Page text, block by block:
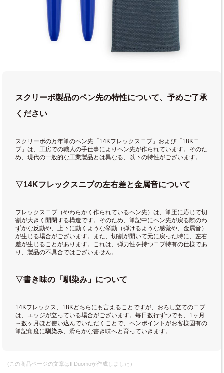
スクリーボ製品のペン先の特性について、予めご了承
ください
スクリーボの万年筆のペン先「14Kフレックスニブ」および「18Kニ
ブ」は、工房での職人の手仕事によりペン先が作られています。そのた
め、現代の一般的な工業製品とは異なる、以下の特性がございます。
▽14Kフレックスニブの左右差と金属音について
フレックスニブ（やわらかく作られているペン先）は、筆圧に応じて切
割が大きく開閉する構造です。そのため、筆記中にペン先が戻る際のわ
ずかな反動や、上下に動くような挙動（弾けるような感覚や、金属音）
が生じる場合がございます。また、切割が開いて元に戻った時に、左右
差が生じることがあります。これは、弾力性を持つニブ特有の仕様であ
り、製品の不具合ではございません。
▽書き味の「馴染み」について
14Kフレックス、18Kどちらにも言えることですが、おろし立てのニブ
は、エッジが立っている場合がございます。毎日数行ずつでも、1ヶ月
～数ヶ月ほど使い込んでいただくことで、ペンポイントがお客様固有の
筆記角度に馴染み、滑らかな書き味へと育っていきます。
(この商品ページの文章はIl Duomoが作成しました）